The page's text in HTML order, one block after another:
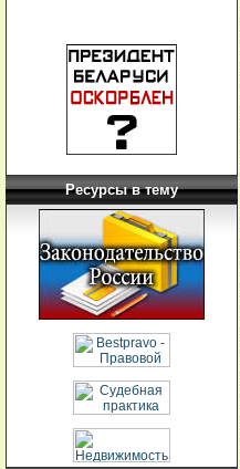
Ресурсы в тему